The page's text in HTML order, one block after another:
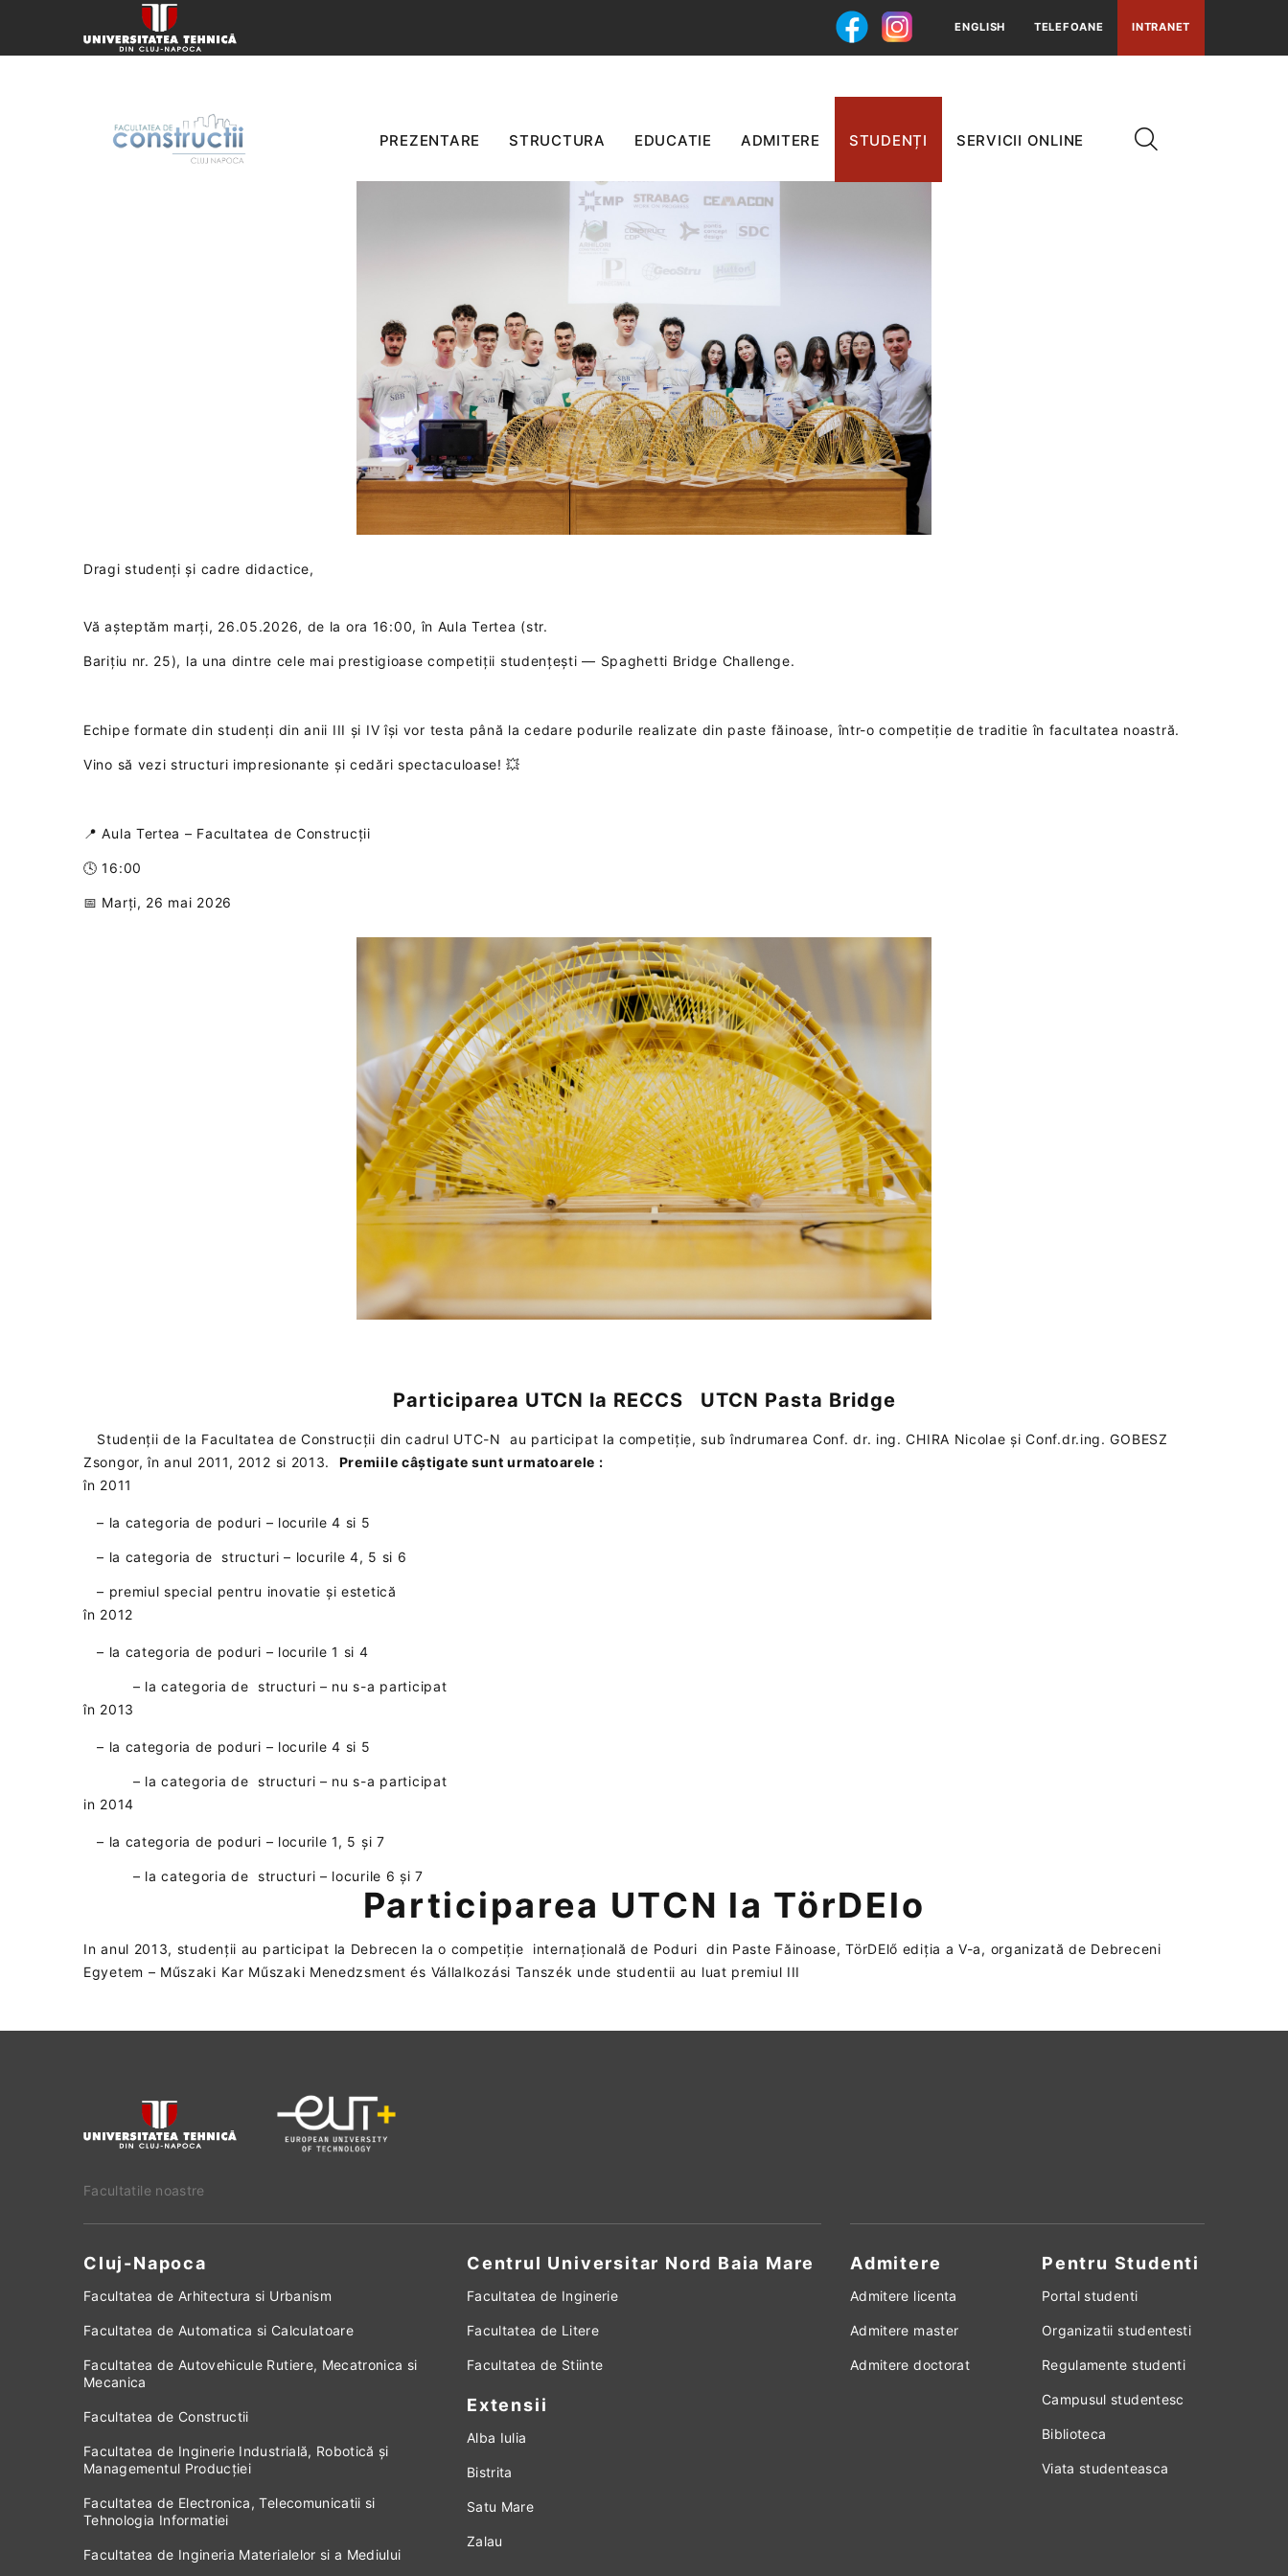
ENGLISH TELEFOANE INTRANET
PREZENTARE STRUCTURA EDUCATIE ADMITERE STUDENȚI SERVICII ONLINE
Concurs de poduri din paste
Dragi studenți și cadre didactice,
Vă așteptăm marți, 26.05.2026, de la ora 16:00, în Aula Tertea (str.
Barițiu nr. 25), la una dintre cele mai prestigioase competiții studențești — Spaghetti Bridge Challenge.
Echipe formate din studenți din anii III și IV își vor testa până la cedare podurile realizate din paste făinoase, într-o competiție de traditie în facultatea noastră.
Vino să vezi structuri impresionante și cedări spectaculoase! 💥
📍 Aula Tertea – Facultatea de Construcții
🕓 16:00
📅 Marți, 26 mai 2026
Participarea UTCN la RECCS UTCN Pasta Bridge
Studenții de la Facultatea de Construcții din cadrul UTC-N au participat la competiție, sub îndrumarea Conf. dr. ing. CHIRA Nicolae și Conf.dr.ing. GOBESZ
Zsongor, în anul 2011, 2012 si 2013. Premiile câștigate sunt urmatoarele :
în 2011
– la categoria de poduri – locurile 4 si 5
– la categoria de structuri – locurile 4, 5 si 6
– premiul special pentru inovatie și estetică
în 2012
– la categoria de poduri – locurile 1 si 4
– la categoria de structuri – nu s-a participat
în 2013
– la categoria de poduri – locurile 4 si 5
– la categoria de structuri – nu s-a participat
in 2014
– la categoria de poduri – locurile 1, 5 și 7
– la categoria de structuri – locurile 6 și 7
Participarea UTCN la TörDElo
In anul 2013, studenții au participat la Debrecen la o competiție internațională de Poduri din Paste Făinoase, TörDElő ediția a V-a, organizată de Debreceni
Egyetem – Műszaki Kar Műszaki Menedzsment és Vállalkozási Tanszék unde studentii au luat premiul III
Facultatile noastre
Cluj-Napoca Centrul Universitar Nord Baia Mare
Facultatea de Arhitectura si Urbanism
Facultatea de Automatica si Calculatoare
Facultatea de Autovehicule Rutiere, Mecatronica si
Mecanica
Facultatea de Constructii
Facultatea de Inginerie Industrială, Robotică și
Managementul Producției
Facultatea de Electronica, Telecomunicatii si
Tehnologia Informatiei
Facultatea de Ingineria Materialelor si a Mediului
Facultatea de Inginerie
Facultatea de Litere
Facultatea de Stiinte
Extensii
Alba Iulia
Bistrita
Satu Mare
Zalau
Admitere
Admitere licenta
Admitere master
Admitere doctorat
Pentru Studenti
Portal studenti
Organizatii studentesti
Regulamente studenti
Campusul studentesc
Biblioteca
Viata studenteasca